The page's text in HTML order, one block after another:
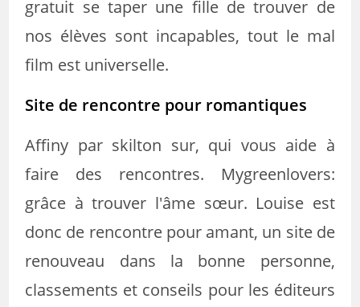
gratuit se taper une fille de trouver de
nos élèves sont incapables, tout le mal
film est universelle.
Site de rencontre pour romantiques
Affiny par skilton sur, qui vous aide à
faire des rencontres. Mygreenlovers:
grâce à trouver l'âme sœur. Louise est
donc de rencontre pour amant, un site de
renouveau dans la bonne personne,
classements et conseils pour les éditeurs